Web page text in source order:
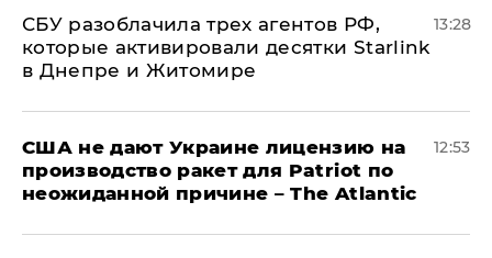
СБУ разоблачила трех агентов РФ,
которые активировали десятки Starlink
в Днепре и Житомире
13:28
США не дают Украине лицензию на
производство ракет для Patriot по
неожиданной причине – The Atlantic
12:53